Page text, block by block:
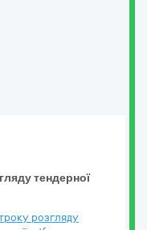
тендерної
розгляду